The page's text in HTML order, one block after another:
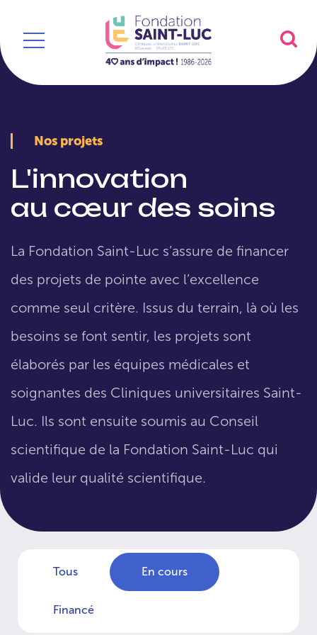
Nos projets
L'innovation
au cœur des soins
La Fondation Saint-Luc s’assure de financer
des projets de pointe avec l’excellence
comme seul critère. Issus du terrain, là où les
besoins se font sentir, les projets sont
élaborés par les équipes médicales et
soignantes des Cliniques universitaires Saint-
Luc. Ils sont ensuite soumis au Conseil
scientifique de la Fondation Saint-Luc qui
valide leur qualité scientifique.
Tous En cours
Financé